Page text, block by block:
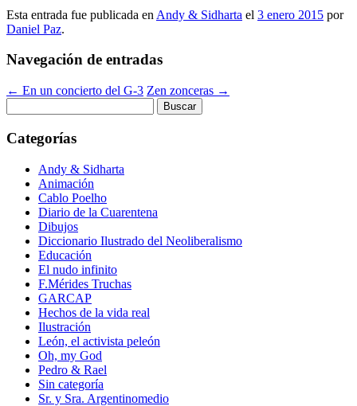
Esta entrada fue publicada en Andy & Sidharta el 3 enero 2015 por
Daniel Paz.
Navegación de entradas
← En un concierto del G-3 Zen zonceras →
Categorías
Andy & Sidharta
Animación
Cablo Poelho
Diario de la Cuarentena
Dibujos
Diccionario Ilustrado del Neoliberalismo
Educación
El nudo infinito
F.Mérides Truchas
GARCAP
Hechos de la vida real
Ilustración
León, el activista peleón
Oh, my God
Pedro & Rael
Sin categoría
Sr. y Sra. Argentinomedio